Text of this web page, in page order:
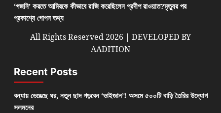
‘গজনি’ করতে আমিরকে কীভাবে রাজি করেছিলেন প্রদীপ রাওয়াত?মৃত্যুর পর
প্রকাশ্যে গোপন তথ্য
All Rights Reserved 2026 | DEVELOPED BY
AADITION
Recent Posts
বন্যায় ভেঙেছে ঘর, নতুন ছাদ গড়বেন ‘ভাইজান’! অসমে ৫০০টি বাড়ি তৈরির উদ্যোগ
সলমনের